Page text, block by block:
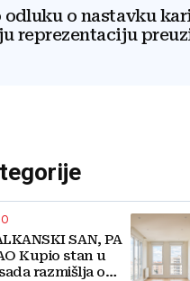
o nastavku
reprezentaciju
SAN, PA
Kupio stan u
razmišlja o